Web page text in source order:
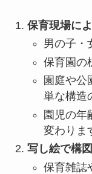
保育現場に
男の子・
保育園の
園庭や公
単な構造
園児の年
変わりま
写し絵で構
保育雑誌